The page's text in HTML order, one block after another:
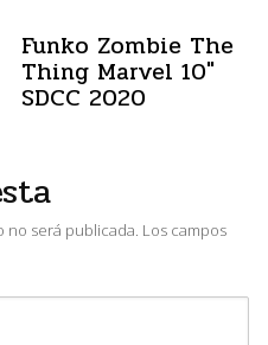
Funko Zombie The
Thing Marvel 10″
SDCC 2020
será publicada. Los campos